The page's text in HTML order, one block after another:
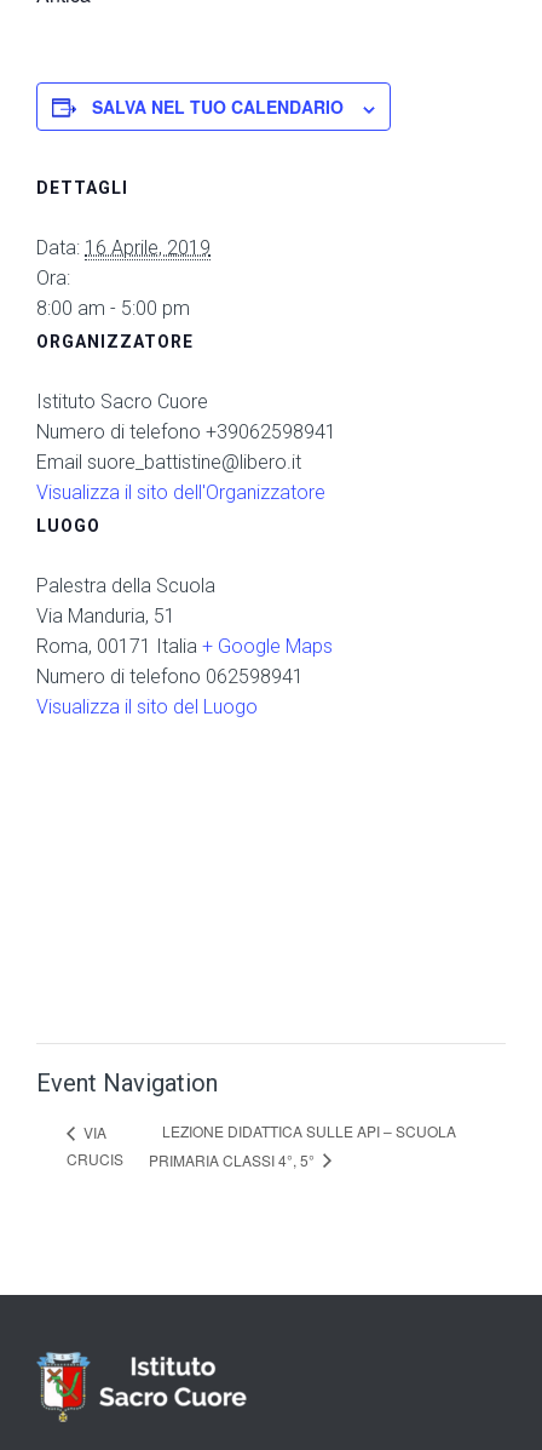
SALVA NEL TUO CALENDARIO
DETTAGLI
Data: 16 Aprile, 2019
Ora:
8:00 am - 5:00 pm
ORGANIZZATORE
Istituto Sacro Cuore
Numero di telefono +39062598941
Email suore_battistine@libero.it
Visualizza il sito dell'Organizzatore
LUOGO
Palestra della Scuola
Via Manduria, 51
Roma, 00171 Italia + Google Maps
Numero di telefono 062598941
Visualizza il sito del Luogo
Event Navigation
VIA
CRUCIS
LEZIONE DIDATTICA SULLE API – SCUOLA
PRIMARIA CLASSI 4°, 5°